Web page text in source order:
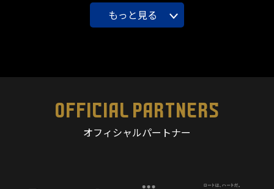
もっと見る
OFFICIAL PARTNERS
オフィシャルパートナー